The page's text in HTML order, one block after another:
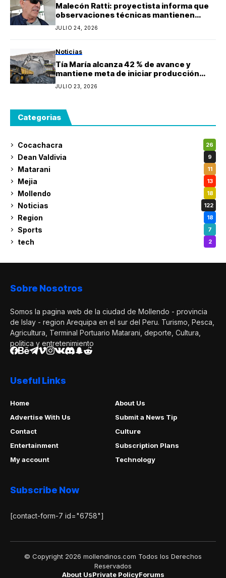
Malecón Ratti: proyectista informa que
observaciones técnicas mantienen
paralizada la obra y estima reinicio en
agosto
JULIO 24, 2026
Noticias
Tía María alcanza 42 % de avance y
mantiene meta de iniciar producción
durante 2027
JULIO 23, 2026
Categorias
Cocachacra 26
Dean Valdivia 9
Matarani 11
Mejia 13
Mollendo 18
Noticias 122
Region 18
Sports 7
tech 2
Sobre Nosotros
Somos la pagina web de la ciudad de Mollendo - provincia
de Islay - region Arequipa en el sur del Peru. Turismo, Pesca,
Agricultura, Terminal Portuario Matarani, deporte, Cultura,
politica y entretenimiento
Useful Links
Home
About Us
Advertise With Us
Submit a News Tip
Contact
Culture
Entertainment
Subscription Plans
My account
Technology
Subscribe Now
[contact-form-7 id="6758"]
© Copyright 2026 mollendinos.com Todos los Derechos
Reservados
About UsPrivate PolicyForums